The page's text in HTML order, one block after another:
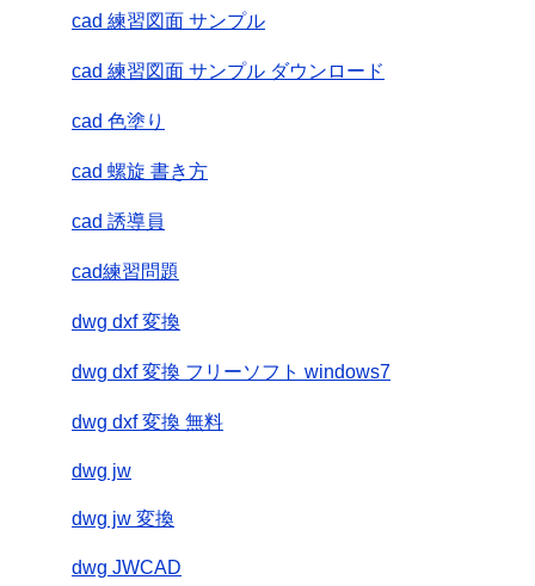
cad 練習図面 サンプル
cad 練習図面 サンプル ダウンロード
cad 色塗り
cad 螺旋 書き方
cad 誘導員
cad練習問題
dwg dxf 変換
dwg dxf 変換 フリーソフト windows7
dwg dxf 変換 無料
dwg jw
dwg jw 変換
dwg JWCAD